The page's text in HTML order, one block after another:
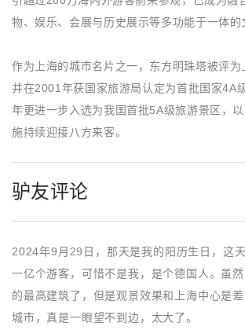
物、娱乐、会展与历史展示等多功能于一体的
作为上海的城市名片之一，东方明珠塔被评为
并在2001年获国家旅游局认定为首批国家4A
年更进一步入选为我国首批5A级旅游景区，
施持续迎接八方来客。
驴友评论
2024年9月29日，那天是我的阳历生日，这
一亿个游客，可惜不是我，是个德国人。虽
的最高建筑了，但是观景效果和上海中心是
城市，真是一眼望不到边，太大了。